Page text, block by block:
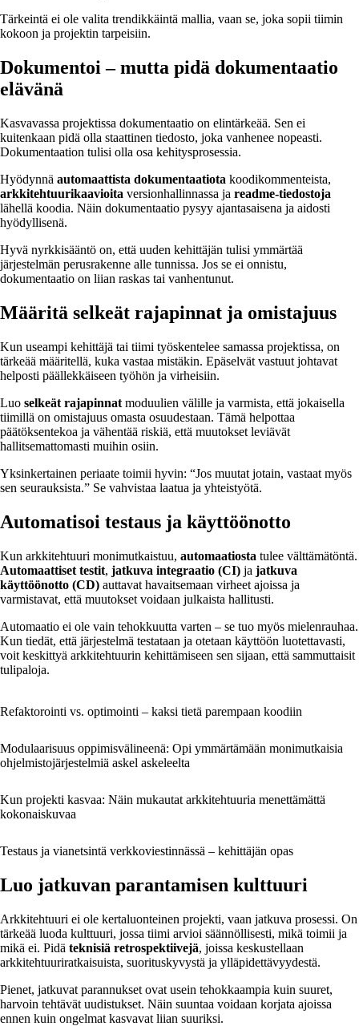
Tärkeintä ei ole valita trendikkäintä mallia, vaan se, joka sopii tiimin
kokoon ja projektin tarpeisiin.
Dokumentoi – mutta pidä dokumentaatio
elävänä
Kasvavassa projektissa dokumentaatio on elintärkeää. Sen ei
kuitenkaan pidä olla staattinen tiedosto, joka vanhenee nopeasti.
Dokumentaation tulisi olla osa kehitysprosessia.
Hyödynnä automaattista dokumentaatiota koodikommenteista,
arkkitehtuurikaavioita versionhallinnassa ja readme-tiedostoja
lähellä koodia. Näin dokumentaatio pysyy ajantasaisena ja aidosti
hyödyllisenä.
Hyvä nyrkkisääntö on, että uuden kehittäjän tulisi ymmärtää
järjestelmän perusrakenne alle tunnissa. Jos se ei onnistu,
dokumentaatio on liian raskas tai vanhentunut.
Määritä selkeät rajapinnat ja omistajuus
Kun useampi kehittäjä tai tiimi työskentelee samassa projektissa, on
tärkeää määritellä, kuka vastaa mistäkin. Epäselvät vastuut johtavat
helposti päällekkäiseen työhön ja virheisiin.
Luo selkeät rajapinnat moduulien välille ja varmista, että jokaisella
tiimillä on omistajuus omasta osuudestaan. Tämä helpottaa
päätöksentekoa ja vähentää riskiä, että muutokset leviävät
hallitsemattomasti muihin osiin.
Yksinkertainen periaate toimii hyvin: “Jos muutat jotain, vastaat myös
sen seurauksista.” Se vahvistaa laatua ja yhteistyötä.
Automatisoi testaus ja käyttöönotto
Kun arkkitehtuuri monimutkaistuu, automaatiosta tulee välttämätöntä.
Automaattiset testit, jatkuva integraatio (CI) ja jatkuva
käyttöönotto (CD) auttavat havaitsemaan virheet ajoissa ja
varmistavat, että muutokset voidaan julkaista hallitusti.
Automaatio ei ole vain tehokkuutta varten – se tuo myös mielenrauhaa.
Kun tiedät, että järjestelmä testataan ja otetaan käyttöön luotettavasti,
voit keskittyä arkkitehtuurin kehittämiseen sen sijaan, että sammuttaisit
tulipaloja.
Refaktorointi vs. optimointi – kaksi tietä parempaan koodiin
Modulaarisuus oppimisvälineenä: Opi ymmärtämään monimutkaisia
ohjelmistojärjestelmiä askel askeleelta
Kun projekti kasvaa: Näin mukautat arkkitehtuuria menettämättä
kokonaiskuvaa
Testaus ja vianetsintä verkkoviestinnässä – kehittäjän opas
Luo jatkuvan parantamisen kulttuuri
Arkkitehtuuri ei ole kertaluonteinen projekti, vaan jatkuva prosessi. On
tärkeää luoda kulttuuri, jossa tiimi arvioi säännöllisesti, mikä toimii ja
mikä ei. Pidä teknisiä retrospektiivejä, joissa keskustellaan
arkkitehtuuriratkaisuista, suorituskyvystä ja ylläpidettävyydestä.
Pienet, jatkuvat parannukset ovat usein tehokkaampia kuin suuret,
harvoin tehtävät uudistukset. Näin suuntaa voidaan korjata ajoissa
ennen kuin ongelmat kasvavat liian suuriksi.